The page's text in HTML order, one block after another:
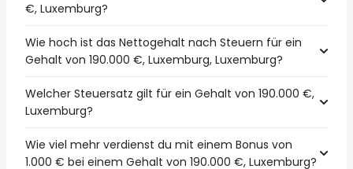
€, Luxemburg?
Wie hoch ist das Nettogehalt nach Steuern für ein
Gehalt von 190.000 €, Luxemburg, Luxemburg?
Welcher Steuersatz gilt für ein Gehalt von 190.000 €,
Luxemburg?
Wie viel mehr verdienst du mit einem Bonus von
1.000 € bei einem Gehalt von 190.000 €, Luxemburg?